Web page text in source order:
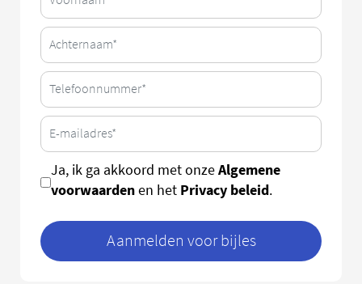
Ja, ik ga akkoord met onzeAlgemene
voorwaardenen het Privacy beleid.
Aanmelden voor bijles